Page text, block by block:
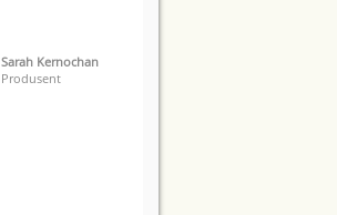
Sarah Kernochan
Produsent